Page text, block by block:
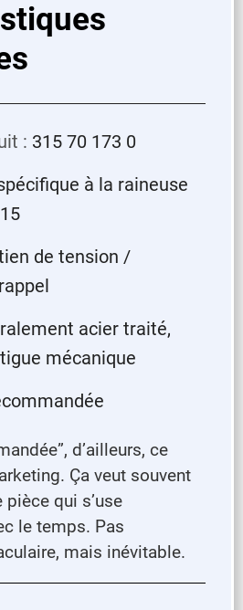
: 315 70 173 0
à la raineuse
de tension /
acier traité,
mécanique
d’ailleurs, ce
Ça veut souvent
pièce qui s’use
le temps. Pas
mais inévitable.